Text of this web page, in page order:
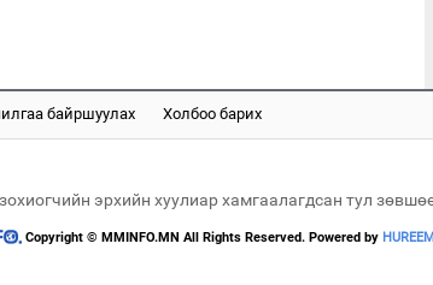
байршуулах Холбоо барих
эрхийн хуулиар хамгаалагдсан тул
Copyright © MMINFO.MN All Rights Reserved. Powered by